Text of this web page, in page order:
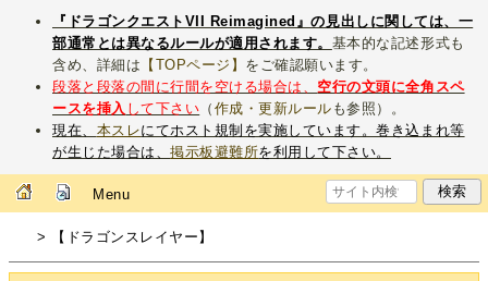
『ドラゴンクエストVII Reimagined』の見出しに関しては、一
部通常とは異なるルールが適用されます。 基本的な記述形式も
含め、詳細は 【TOPページ】 をご確認願います。
段落と段落の間に行間を空ける場合は、 空行の文頭に全角スペ
ースを挿入 して下さい （ 作成・更新ルール も参照）。
現在、 本スレにてホスト規制を実施しています。巻き込まれ等
が生じた場合は、掲示板避難所を利用して下さい。
Menu
> 【ドラゴンスレイヤー】